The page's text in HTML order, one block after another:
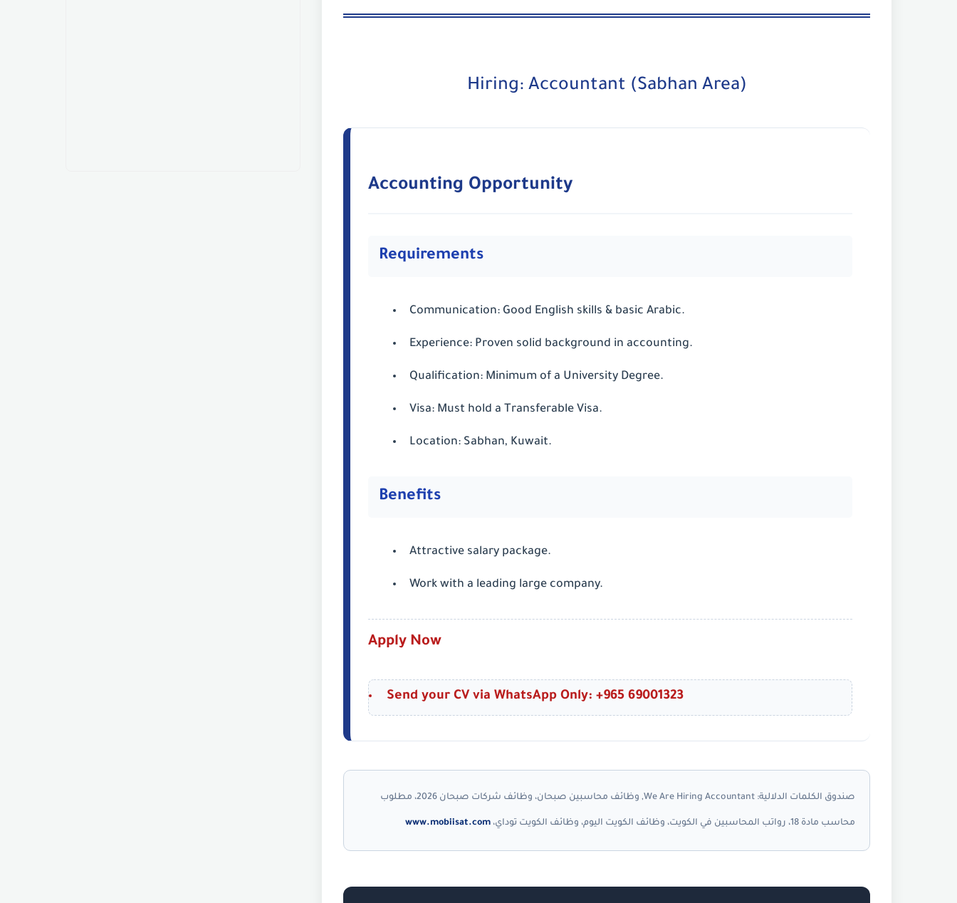
Hiring: Accountant (Sabhan Area)
Accounting Opportunity
Requirements
Communication: Good English skills & basic Arabic.
Experience: Proven solid background in accounting.
Qualification: Minimum of a University Degree.
Visa: Must hold a Transferable Visa.
Location: Sabhan, Kuwait.
Benefits
Attractive salary package.
Work with a leading large company.
Apply Now
Send your CV via WhatsApp Only: +965 69001323
صندوق الكلمات الدلالية: We Are Hiring Accountant, وظائف محاسبين صبحان، وظائف شركات صبحان 2026، مطلوب
محاسب مادة 18، رواتب المحاسبين في الكويت، وظائف الكويت اليوم، وظائف الكويت توداي، www.mobiisat.com